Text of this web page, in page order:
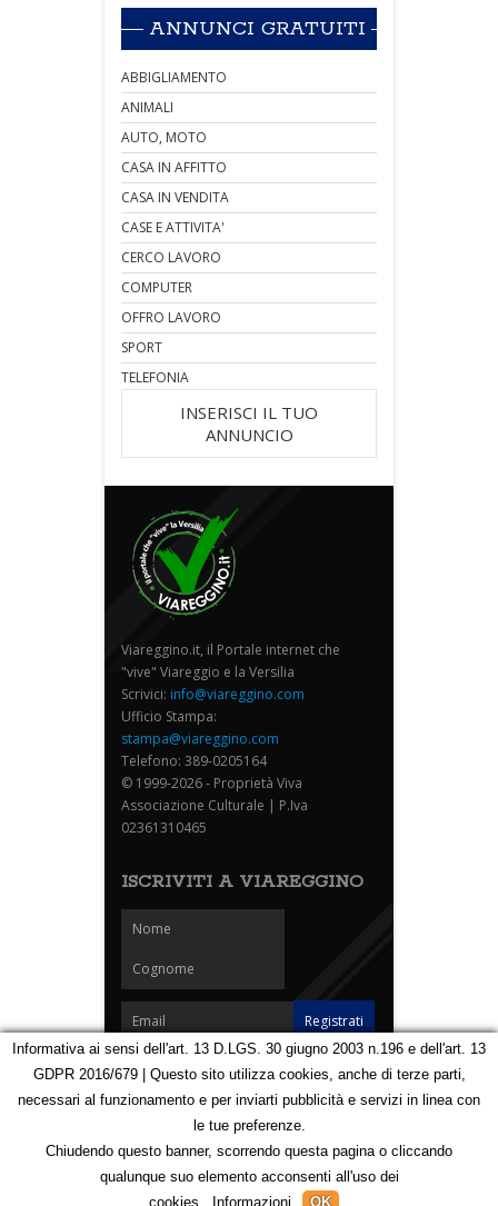
ANNUNCI GRATUITI
ABBIGLIAMENTO
ANIMALI
AUTO, MOTO
CASA IN AFFITTO
CASA IN VENDITA
CASE E ATTIVITA'
CERCO LAVORO
COMPUTER
OFFRO LAVORO
SPORT
TELEFONIA
INSERISCI IL TUO
ANNUNCIO
Viareggino.it, il Portale internet che
"vive" Viareggio e la Versilia
Scrivici: info@viareggino.com
Ufficio Stampa:
stampa@viareggino.com
Telefono: 389-0205164
© 1999-2026 - Proprietà Viva
Associazione Culturale | P.Iva
02361310465
ISCRIVITI A VIAREGGINO
Homepage Notizie Speciali Eventi
Foto Carnevale
Mappa
123105251
Informativa ai sensi dell'art. 13 D.LGS. 30 giugno 2003 n.196 e dell'art. 13
GDPR 2016/679 | Questo sito utilizza cookies, anche di terze parti,
necessari al funzionamento e per inviarti pubblicità e servizi in linea con
le tue preferenze.
Chiudendo questo banner, scorrendo questa pagina o cliccando
qualunque suo elemento acconsenti all'uso dei
cookies.
Informazioni OK